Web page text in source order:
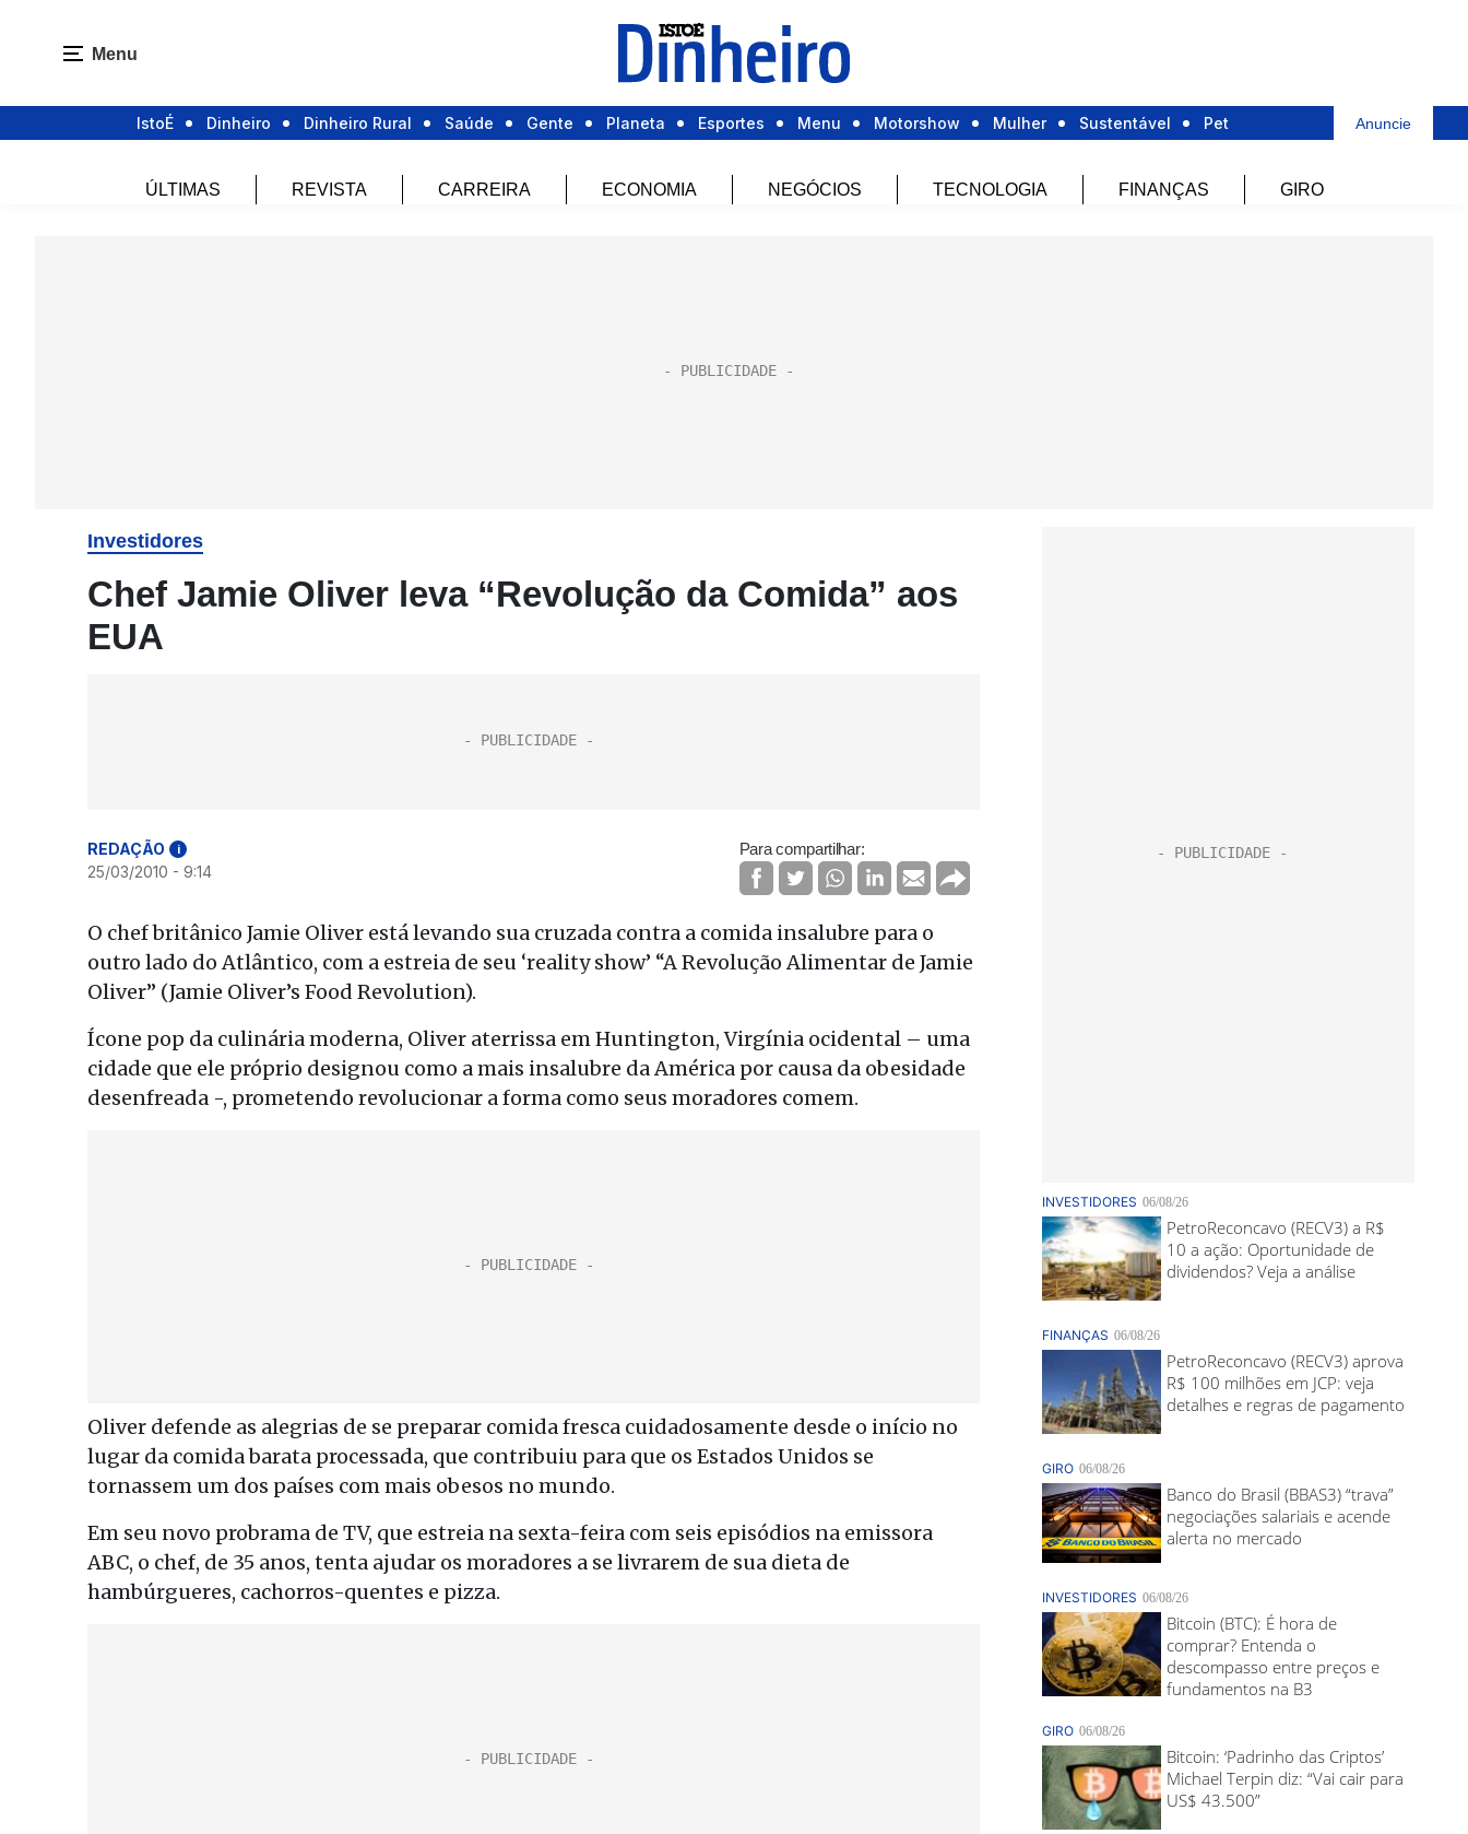
Menu
IstoÉ Dinheiro Dinheiro Rural Saúde Gente Planeta Esportes Menu Motorshow Mulher Sustentável Pet Anuncie
ÚLTIMAS REVISTA CARREIRA ECONOMIA NEGÓCIOS TECNOLOGIA FINANÇAS GIRO
Investidores
Chef Jamie Oliver leva “Revolução da Comida” aos
EUA
REDAÇÃO i
25/03/2010 - 9:14
Para compartilhar:
O chef britânico Jamie Oliver está levando sua cruzada contra a comida insalubre para o
outro lado do Atlântico, com a estreia de seu ‘reality show’ “A Revolução Alimentar de Jamie
Oliver” (Jamie Oliver’s Food Revolution).
Ícone pop da culinária moderna, Oliver aterrissa em Huntington, Virgínia ocidental – uma
cidade que ele próprio designou como a mais insalubre da América por causa da obesidade
desenfreada -, prometendo revolucionar a forma como seus moradores comem.
Oliver defende as alegrias de se preparar comida fresca cuidadosamente desde o início no
lugar da comida barata processada, que contribuiu para que os Estados Unidos se
tornassem um dos países com mais obesos no mundo.
Em seu novo probrama de TV, que estreia na sexta-feira com seis episódios na emissora
ABC, o chef, de 35 anos, tenta ajudar os moradores a se livrarem de sua dieta de
hambúrgueres, cachorros-quentes e pizza.